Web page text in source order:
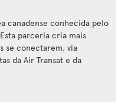
canadense conhecida pelo
parceria cria mais
se conectarem, via
da Air Transat e da